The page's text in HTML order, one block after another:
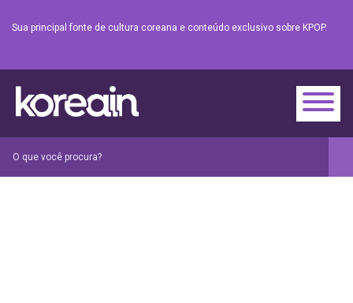
Sua principal fonte de cultura coreana e conteúdo exclusivo sobre KPOP.